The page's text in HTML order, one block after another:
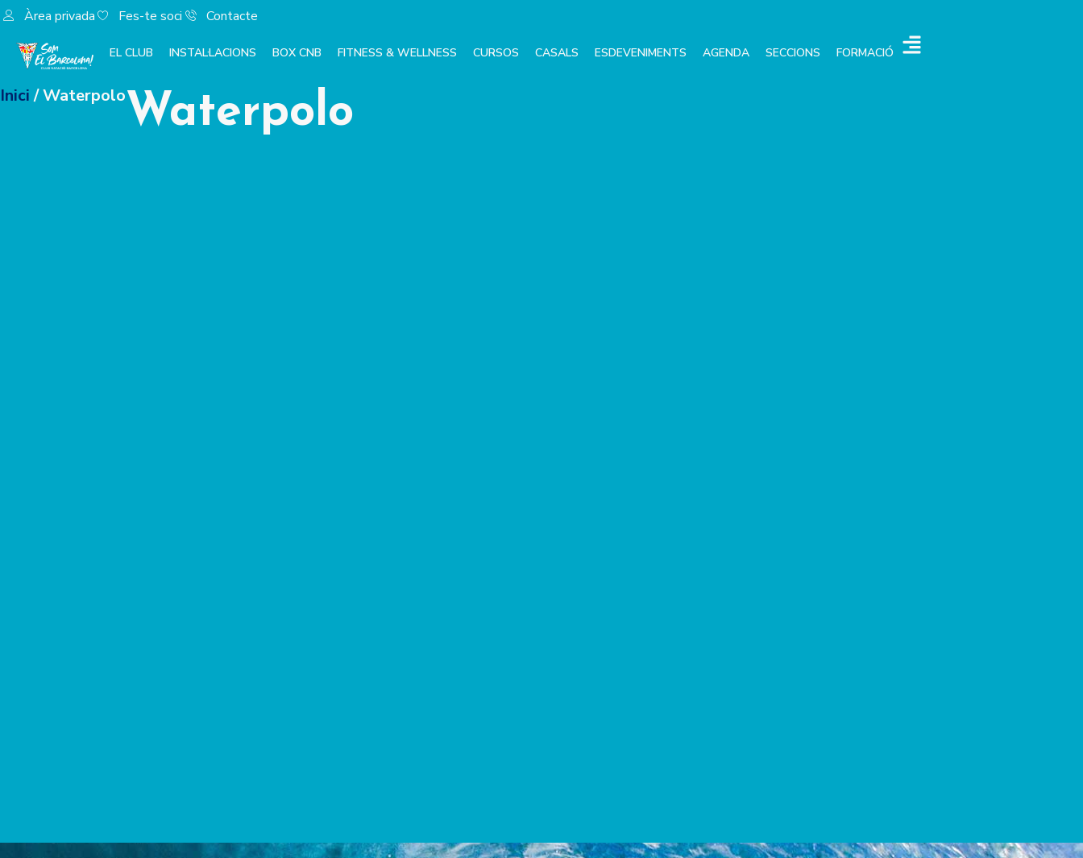
Àrea privada Fes-te soci Contacte
EL CLUB INSTAL·LACIONS BOX CNB FITNESS & WELLNESS CURSOS CASALS ESDEVENIMENTS AGENDA SECCIONS FORMACIÓ
Inici/ Waterpolo Waterpolo